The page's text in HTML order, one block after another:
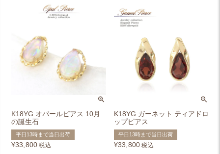
K18YG オパールピアス 10月
の誕生石
平日13時まで当日出荷
¥33,800 税込
K18YG ガーネット ティアドロ
ップピアス
平日13時まで当日出荷
¥33,800 税込